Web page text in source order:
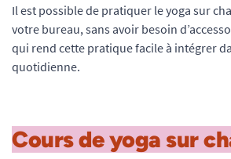
Il est possible de pratiquer le yoga sur
votre bureau, sans avoir besoin
qui rend cette pratique facile à intégrer
quotidienne.
Cours de yoga sur